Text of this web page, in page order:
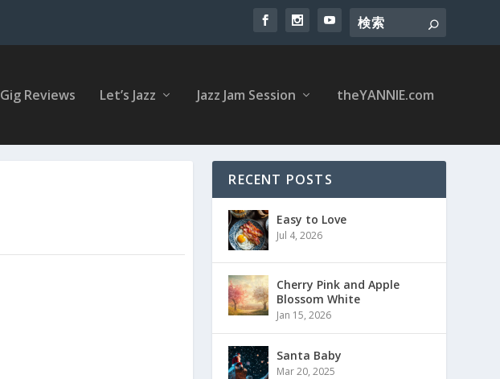
Gig Reviews Let’s Jazz Jazz Jam Session theYANNIE.com
RECENT POSTS
Easy to Love
Jul 4, 2026
Cherry Pink and Apple
Blossom White
Jan 15, 2026
Santa Baby
Mar 20, 2025